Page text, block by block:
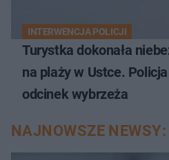
INTERWENCJA POLICJI
Turystka dokonała
na plaży w Ustce.
odcinek wybrzeża
NAJNOWSZE NEWSY: